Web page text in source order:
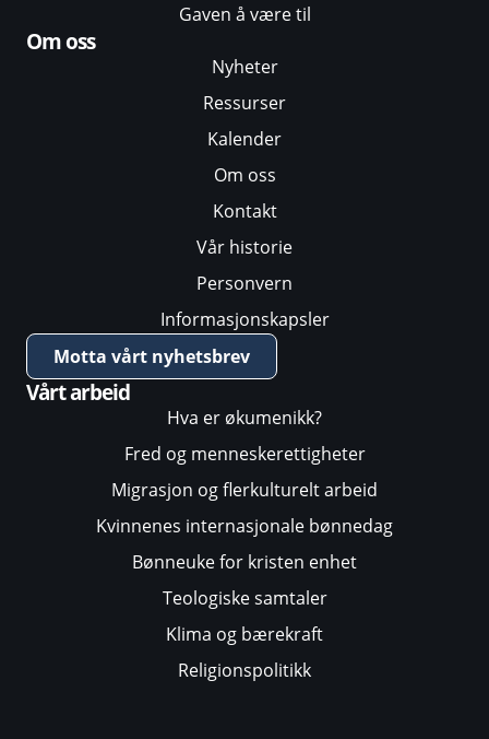
Gaven å være til
Om oss
Nyheter
Ressurser
Kalender
Om oss
Kontakt
Vår historie
Personvern
Informasjonskapsler
Motta vårt nyhetsbrev
Vårt arbeid
Hva er økumenikk?
Fred og menneskerettigheter
Migrasjon og flerkulturelt arbeid
Kvinnenes internasjonale bønnedag
Bønneuke for kristen enhet
Teologiske samtaler
Klima og bærekraft
Religionspolitikk